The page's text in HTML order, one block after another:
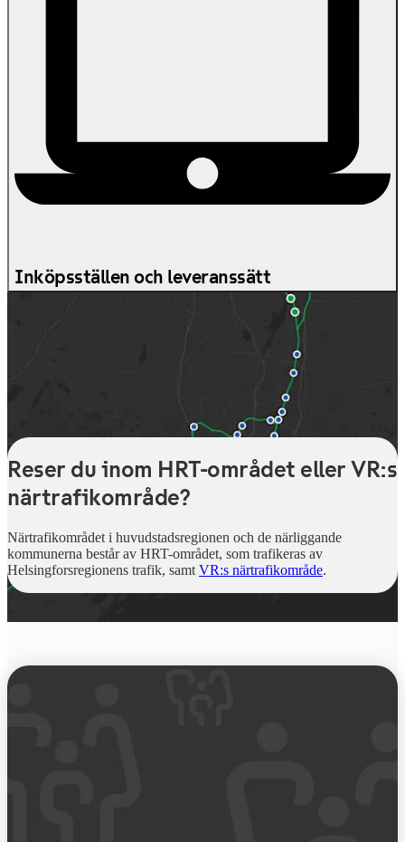
Inköpsställen och leveranssätt
Reser du inom HRT-området eller VR:s
närtrafikområde?
Närtrafikområdet i huvudstadsregionen och de närliggande
kommunerna består av HRT-området, som trafikeras av
Helsingforsregionens trafik, samt VR:s närtrafikområde.